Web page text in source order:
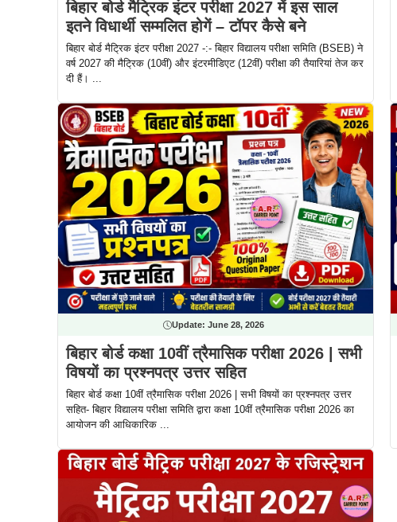
बिहार बोर्ड मैट्रिक इंटर परीक्षा 2027 में इस साल
इतने विधार्थी सम्मलित होगें – टॉपर कैसे बने
बिहार बोर्ड मैट्रिक इंटर परीक्षा 2027 -:- बिहार विद्यालय परीक्षा समिति (BSEB) ने
वर्ष 2027 की मैट्रिक (10वीं) और इंटरमीडिएट (12वीं) परीक्षा की तैयारियां तेज कर
दी हैं। ...
Update: June 28, 2026
बिहार बोर्ड कक्षा 10वीं त्रैमासिक परीक्षा 2026 | सभी
विषयों का प्रश्नपत्र उत्तर सहित
बिहार बोर्ड कक्षा 10वीं त्रैमासिक परीक्षा 2026 | सभी विषयों का प्रश्नपत्र उत्तर
सहित- बिहार विद्यालय परीक्षा समिति द्वारा कक्षा 10वीं त्रैमासिक परीक्षा 2026 का
आयोजन की आधिकारिक ...